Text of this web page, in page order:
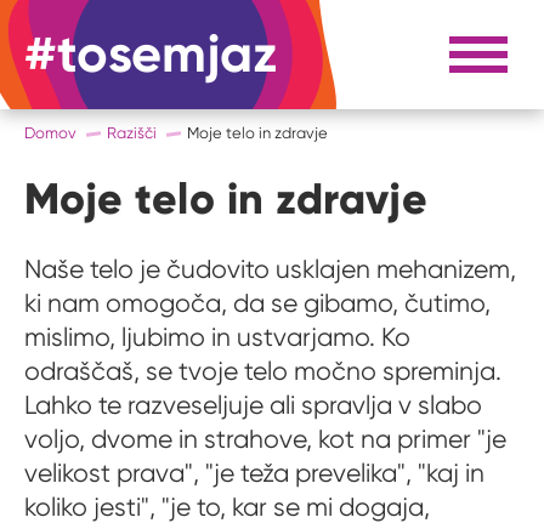
#tosemjaz #to sem jaz Razpri
Domov Razišči Moje telo in zdravje
Moje telo in zdravje
Naše telo je čudovito usklajen mehanizem,
ki nam omogoča, da se gibamo, čutimo,
mislimo, ljubimo in ustvarjamo. Ko
odraščaš, se tvoje telo močno spreminja.
Lahko te razveseljuje ali spravlja v slabo
voljo, dvome in strahove, kot na primer "je
velikost prava", "je teža prevelika", "kaj in
koliko jesti", "je to, kar se mi dogaja,